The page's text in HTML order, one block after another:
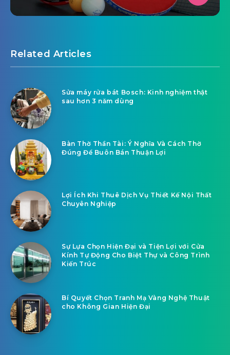
Related Articles
Sửa máy rửa bát Bosch: Kinh nghiệm thật
sau hơn 3 năm dùng
Bàn Thờ Thần Tài: Ý Nghĩa Và Cách Thờ
Đúng Để Buôn Bán Thuận Lợi
Lợi Ích Khi Thuê Dịch Vụ Thiết Kế Nội Thất
Chuyên Nghiệp
Sự Lựa Chọn Hiện Đại và Tiện Lợi với Cửa
Kính Tự Động Cho Biệt Thự và Công Trình
Kiến Trúc
Bí Quyết Chọn Tranh Mạ Vàng Nghệ Thuật
cho Không Gian Hiện Đại